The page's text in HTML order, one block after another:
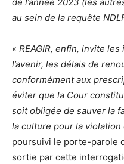
au sein de la requête
« REAGIR, enfin, invite
l’avenir, les délais de
conformément aux
éviter que la Cour
soit obligée de sauver la
la culture pour la
poursuivi le porte-parole
sortie par cette